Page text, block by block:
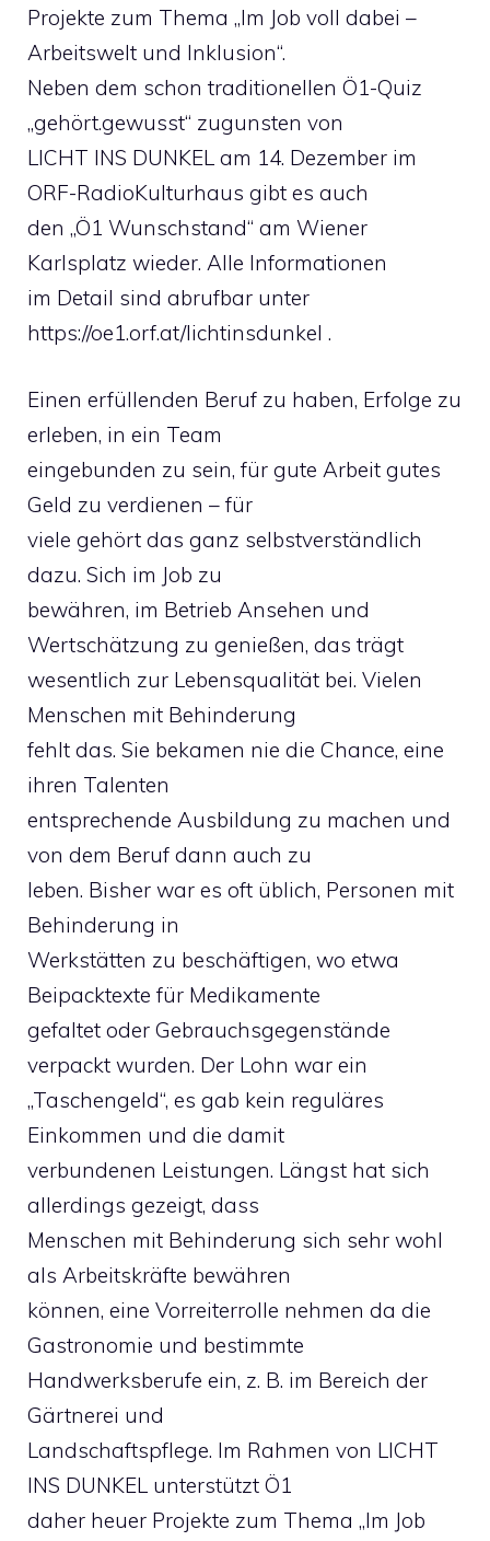
Projekte zum Thema „Im Job voll dabei –
Arbeitswelt und Inklusion“.
Neben dem schon traditionellen Ö1-Quiz
„gehört.gewusst“ zugunsten von
LICHT INS DUNKEL am 14. Dezember im
ORF-RadioKulturhaus gibt es auch
den „Ö1 Wunschstand“ am Wiener
Karlsplatz wieder. Alle Informationen
im Detail sind abrufbar unter
https://oe1.orf.at/lichtinsdunkel .
Einen erfüllenden Beruf zu haben, Erfolge zu
erleben, in ein Team
eingebunden zu sein, für gute Arbeit gutes
Geld zu verdienen – für
viele gehört das ganz selbstverständlich
dazu. Sich im Job zu
bewähren, im Betrieb Ansehen und
Wertschätzung zu genießen, das trägt
wesentlich zur Lebensqualität bei. Vielen
Menschen mit Behinderung
fehlt das. Sie bekamen nie die Chance, eine
ihren Talenten
entsprechende Ausbildung zu machen und
von dem Beruf dann auch zu
leben. Bisher war es oft üblich, Personen mit
Behinderung in
Werkstätten zu beschäftigen, wo etwa
Beipacktexte für Medikamente
gefaltet oder Gebrauchsgegenstände
verpackt wurden. Der Lohn war ein
„Taschengeld“, es gab kein reguläres
Einkommen und die damit
verbundenen Leistungen. Längst hat sich
allerdings gezeigt, dass
Menschen mit Behinderung sich sehr wohl
als Arbeitskräfte bewähren
können, eine Vorreiterrolle nehmen da die
Gastronomie und bestimmte
Handwerksberufe ein, z. B. im Bereich der
Gärtnerei und
Landschaftspflege. Im Rahmen von LICHT
INS DUNKEL unterstützt Ö1
daher heuer Projekte zum Thema „Im Job